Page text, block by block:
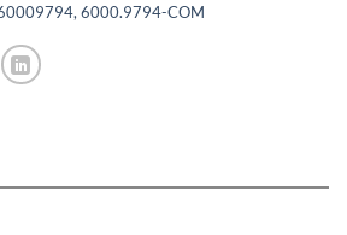
6000.9794-COM